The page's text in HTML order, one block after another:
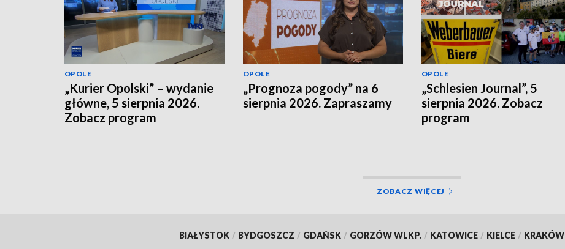
OPOLE
„Kurier Opolski” – wydanie
główne, 5 sierpnia 2026.
Zobacz program
OPOLE
„Prognoza pogody” na 6
sierpnia 2026. Zapraszamy
OPOLE
„Schlesien Journal”, 5
sierpnia 2026. Zobacz
program
ZOBACZ WIĘCEJ
BIAŁYSTOK / BYDGOSZCZ / GDAŃSK / GORZÓW WLKP. / KATOWICE / KIELCE / KRAKÓW